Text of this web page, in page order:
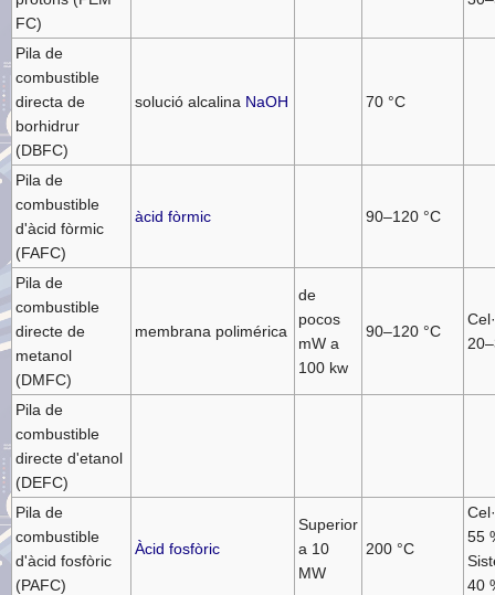
FC)
Pila de
combustible
directa de
borhidrur
(DBFC)
solució alcalina NaOH 70 °C
Pila de
combustible
d'àcid fòrmic
(FAFC)
àcid fòrmic 90–120 °C
Pila de
combustible
directe de
metanol
(DMFC)
membrana polimérica
de
pocos
mW a
100 kw
90–120 °C
Pila de
combustible
directe d'etanol
(DEFC)
Pila de
combustible
d'àcid fosfòric
(PAFC)
Àcid fosfòric
Superior
a 10
MW
200 °C
55
40